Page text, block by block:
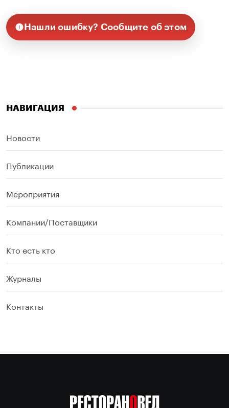
Нашли ошибку? Сообщите об этом
НАВИГАЦИЯ
Новости
Публикации
Мероприятия
Компании/Поставщики
Кто есть кто
Журналы
Контакты